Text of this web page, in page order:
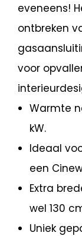
eveneens!
ontbreken
voor
Warmte
kW.
Ideaal
een
Extra
wel 130
Uniek